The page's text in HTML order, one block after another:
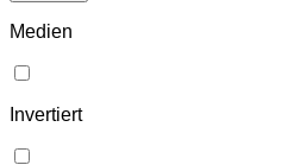
Medien
Invertiert